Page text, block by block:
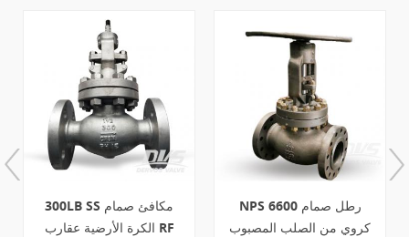
300LB SS مكافئ صمام
الكرة الأرضية عقارب RF
NPS 6600 رطل صمام
كروي من الصلب المصبوب